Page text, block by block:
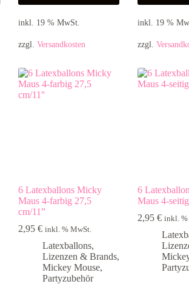
inkl. 19 % MwSt.
zzgl.Versandkosten
inkl. 19 %
zzgl.
6 Latexballons Micky
Maus 4-farbig 27,5
cm/11”
2,95€ inkl. % MwSt.
Latexballons,
Lizenzen & Brands,
Mickey Mouse,
Partyzubehör
6
Maus 4-
2,95€ inkl. %